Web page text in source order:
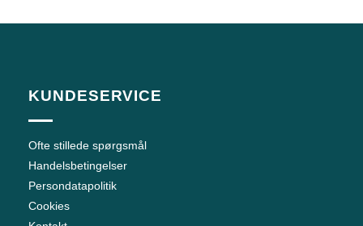
KUNDESERVICE
Ofte stillede spørgsmål
Handelsbetingelser
Persondatapolitik
Cookies